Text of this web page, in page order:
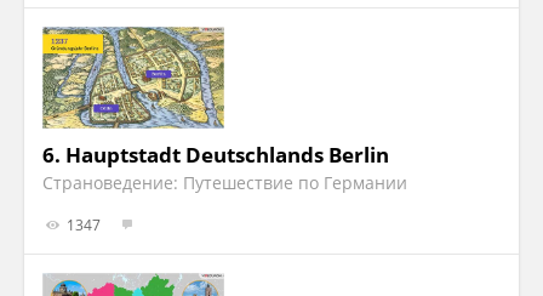
6. Hauptstadt Deutschlands Berlin
Страноведение: Путешествие по Германии
1347